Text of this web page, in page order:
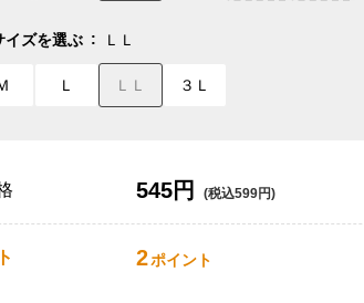
イズを選ぶ ＬＬ
Ｌ ＬＬ ３Ｌ
545円 (税込599円)
2ポイント